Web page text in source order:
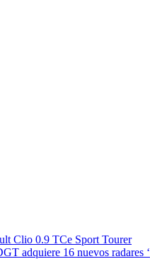
Clio 0.9 TCe Sport Tourer
adquiere 16 nuevos radares